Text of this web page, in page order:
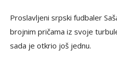
Proslavljeni srpski fudbaler
brojnim pričama iz svoje
sada je otkrio još jednu.